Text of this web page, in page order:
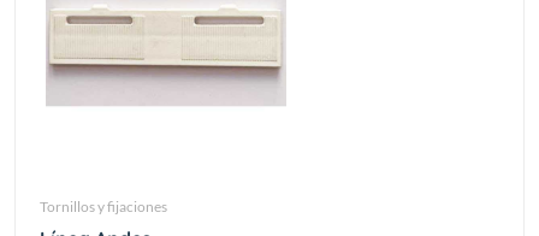
Tornillos y fijaciones